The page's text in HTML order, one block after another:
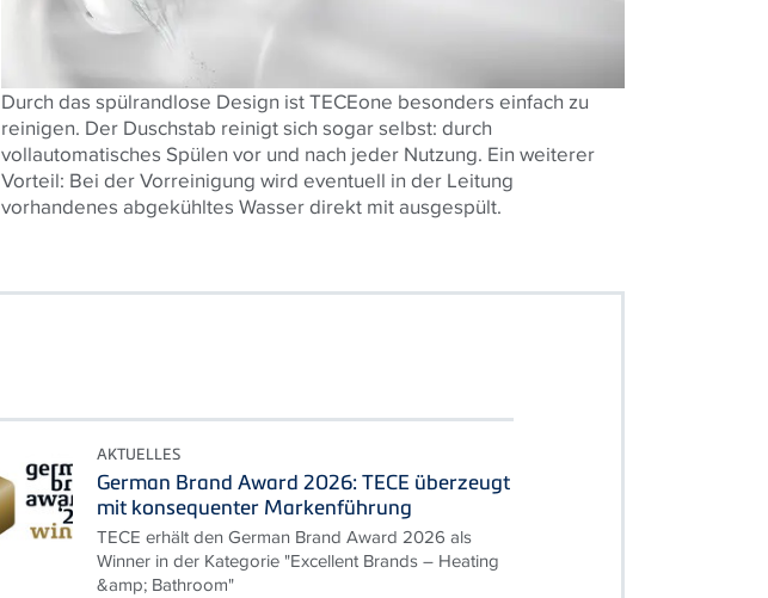
Durch das spülrandlose Design ist TECEone besonders einfach zu
reinigen. Der Duschstab reinigt sich sogar selbst: durch
vollautomatisches Spülen vor und nach jeder Nutzung. Ein weiterer
Vorteil: Bei der Vorreinigung wird eventuell in der Leitung
vorhandenes abgekühltes Wasser direkt mit ausgespült.
AKTUELLES
German Brand Award 2026: TECE überzeugt
mit konsequenter Markenführung
TECE erhält den German Brand Award 2026 als
Winner in der Kategorie "Excellent Brands – Heating
&amp; Bathroom"